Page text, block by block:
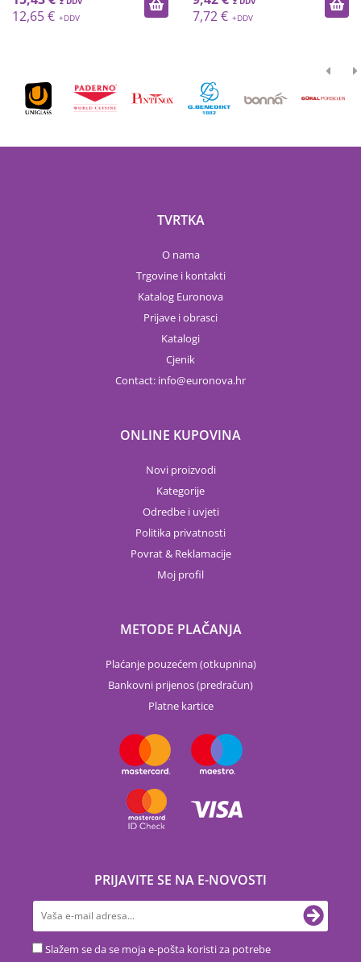
12,65 €
7,72 €
TVRTKA
O nama
Trgovine i kontakti
Katalog Euronova
Prijave i obrasci
Katalogi
Cjenik
Contact: info euronova.hr
ONLINE KUPOVINA
Novi proizvodi
Kategorije
Odredbe i uvjeti
Politika privatnosti
Povrat & Reklamacije
Moj profil
METODE PLAČANJA
Plaćanje pouzećem (otkupnina)
Bankovni prijenos (predračun)
Platne kartice
PRIJAVITE SE NA E-NOVOSTI
Slažem se da se moja e-pošta koristi za potrebe